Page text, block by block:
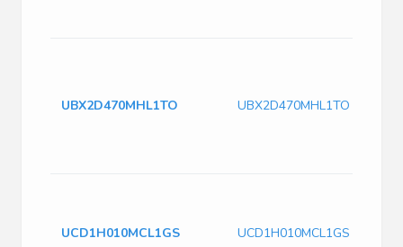
UBX2D470MHL1TO UBX2D470MHL1TO
UCD1H010MCL1GS UCD1H010MCL1GS